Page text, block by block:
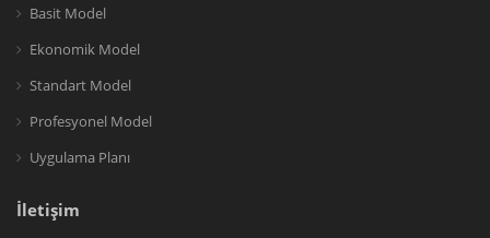
Basit Model
Ekonomik Model
Standart Model
Profesyonel Model
Uygulama Planı
İletişim